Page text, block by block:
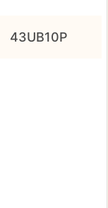
43UB10P